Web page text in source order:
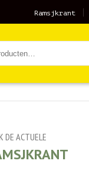
Ramsjkrant
DE ACTUELE